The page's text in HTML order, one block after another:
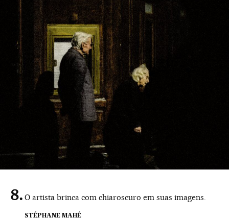
O artista brinca com chiaroscuro em suas imagens.
STÉPHANE MAHÉ